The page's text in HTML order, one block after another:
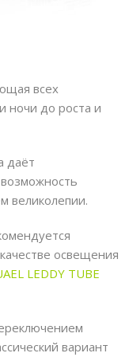
всех
ночи до роста и
даёт
великолепии.
освещения
LEDDY TUBE
вариант